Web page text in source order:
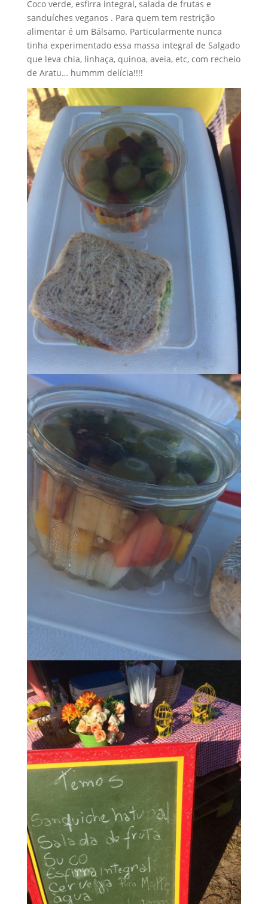
Coco verde, esfirra integral, salada de frutas e
sanduíches veganos . Para quem tem restrição
alimentar é um Bálsamo. Particularmente nunca
tinha experimentado essa massa integral de Salgado
que leva chia, linhaça, quinoa, aveia, etc, com recheio
de Aratu… hummm delícia!!!!